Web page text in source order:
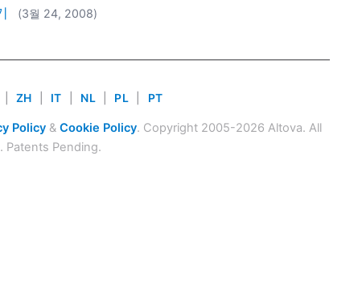
(3월 24, 2008)
ZH IT NL PL PT
Policy& Cookie Policy. Copyright 2005-2026 Altova. All
Patents Pending.